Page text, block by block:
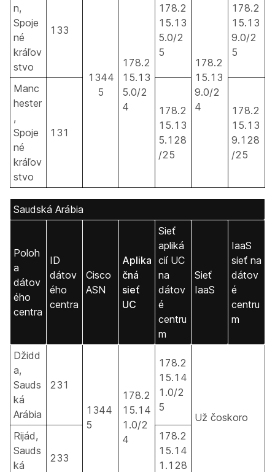
n,
Spoje
né
kráľov
stvo
133
1344
5
178.2
15.13
5.0/2
4
178.2
15.13
5.0/2
5
178.2
15.13
9.0/2
4
178.2
15.13
9.0/2
5
Manc
hester
,
Spoje
né
kráľov
stvo
131
178.2
15.13
5.128
/25
178.2
15.13
9.128
/25
Saudská Arábia
Poloh
a
dátov
ého
centra
ID
dátov
ého
centra
Cisco
ASN
Aplika
čná
sieť
UC
Sieť
apliká
cií UC
na
dátov
é
centru
m
Sieť
IaaS
IaaS
sieť na
dátov
é
centru
m
Džidd
a,
Sauds
ká
Arábia
231
1344
5
178.2
15.14
1.0/2
4
178.2
15.14
1.0/2
5
Už čoskoro
Rijád,
Sauds
ká
233
178.2
15.14
1.128